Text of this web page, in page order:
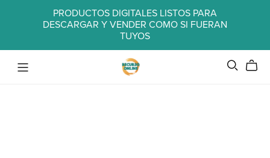
PRODUCTOS DIGITALES LISTOS PARA
DESCARGAR Y VENDER COMO SI FUERAN
TUYOS